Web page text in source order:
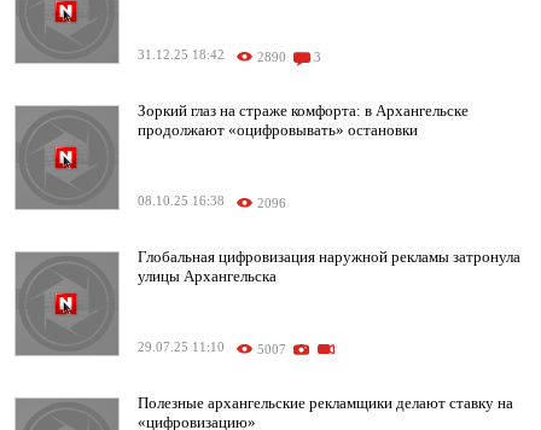
31.12.25 18:42 2890 3
Зоркий глаз на страже комфорта: в Архангельске
продолжают «оцифровывать» остановки
08.10.25 16:38 2096
Глобальная цифровизация наружной рекламы затронула
улицы Архангельска
29.07.25 11:10 5007
Полезные архангельские рекламщики делают ставку на
«цифровизацию»